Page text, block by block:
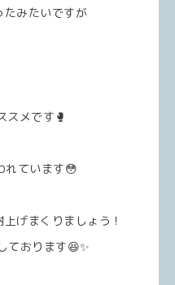
たみたいですが
スメです🥊
れています😳
げまくりましょう！
ております😆✨